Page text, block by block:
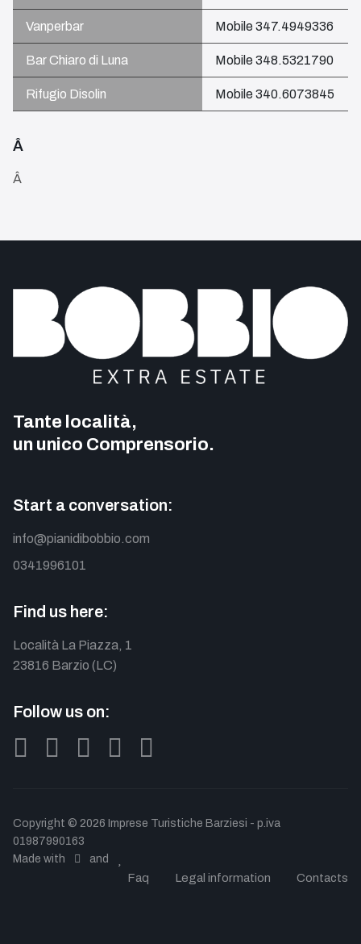
Vanperbar Mobile 347.4949336
Bar Chiaro di Luna Mobile 348.5321790
Rifugio Disolin Mobile 340.6073845
Â
Â
Tante località,
un unico Comprensorio.
Start a conversation:
info@pianidibobbio.com
0341996101
Find us here:
Località La Piazza, 1
23816 Barzio (LC)
Follow us on:
Copyright © 2026 Imprese Turistiche Barziesi - p.iva
01987990163
Made with
and
Faq Legal information Contacts